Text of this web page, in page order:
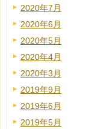
2020年7月
2020年6月
2020年5月
2020年4月
2020年3月
2019年9月
2019年6月
2019年5月